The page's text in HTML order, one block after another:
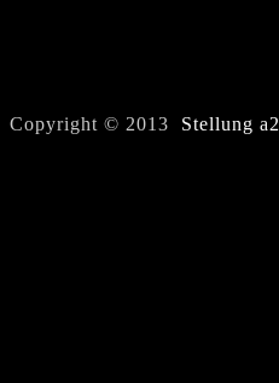
Copyright © 2013 Stellung a2